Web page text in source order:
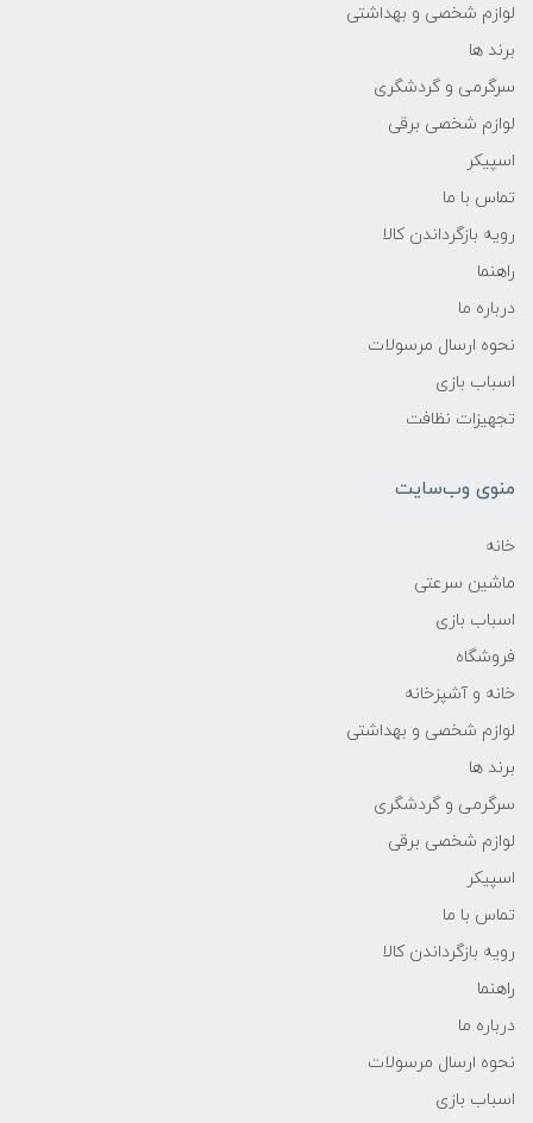
لوازم شخصی و بهداشتی
برند ها
سرگرمی و گردشگری
لوازم شخصی برقی
اسپیکر
تماس با ما
رویه بازگرداندن کالا
راهنما
درباره ما
نحوه ارسال مرسولات
اسباب بازی
تجهیزات نظافت
منوی وب‌سایت
خانه
ماشین سرعتی
اسباب بازی
فروشگاه
خانه و آشپزخانه
لوازم شخصی و بهداشتی
برند ها
سرگرمی و گردشگری
لوازم شخصی برقی
اسپیکر
تماس با ما
رویه بازگرداندن کالا
راهنما
درباره ما
نحوه ارسال مرسولات
اسباب بازی